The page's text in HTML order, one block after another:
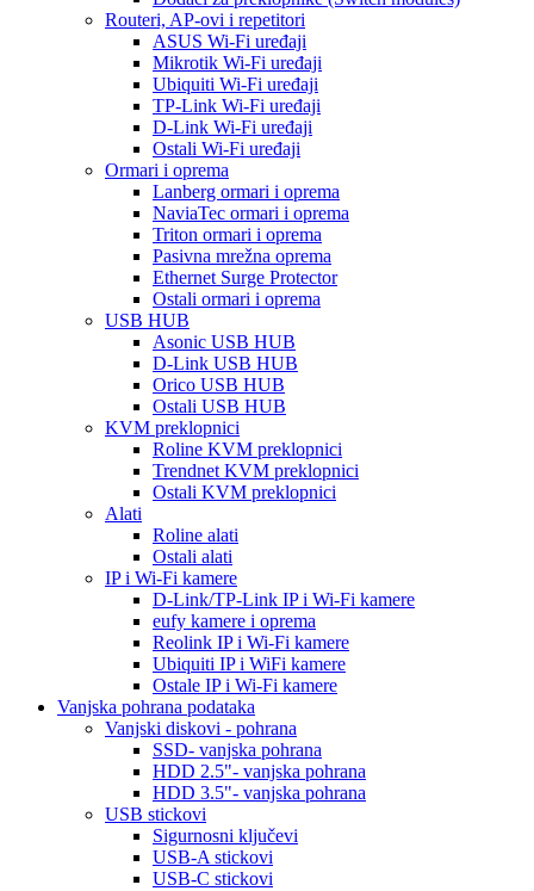
Routeri, AP-ovi i repetitori
ASUS Wi-Fi uređaji
Mikrotik Wi-Fi uređaji
Ubiquiti Wi-Fi uređaji
TP-Link Wi-Fi uređaji
D-Link Wi-Fi uređaji
Ostali Wi-Fi uređaji
Ormari i oprema
Lanberg ormari i oprema
NaviaTec ormari i oprema
Triton ormari i oprema
Pasivna mrežna oprema
Ethernet Surge Protector
Ostali ormari i oprema
USB HUB
Asonic USB HUB
D-Link USB HUB
Orico USB HUB
Ostali USB HUB
KVM preklopnici
Roline KVM preklopnici
Trendnet KVM preklopnici
Ostali KVM preklopnici
Alati
Roline alati
Ostali alati
IP i Wi-Fi kamere
D-Link/TP-Link IP i Wi-Fi kamere
eufy kamere i oprema
Reolink IP i Wi-Fi kamere
Ubiquiti IP i WiFi kamere
Ostale IP i Wi-Fi kamere
Vanjska pohrana podataka
Vanjski diskovi - pohrana
SSD- vanjska pohrana
HDD 2.5"- vanjska pohrana
HDD 3.5"- vanjska pohrana
USB stickovi
Sigurnosni ključevi
USB-A stickovi
USB-C stickovi